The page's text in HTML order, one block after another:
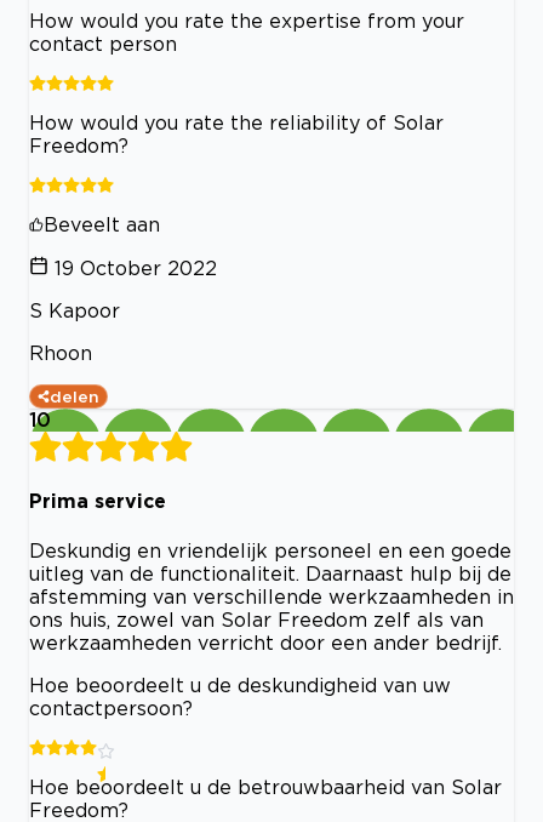
How would you rate the expertise from your
contact person
How would you rate the reliability of Solar
Freedom?
Beveelt aan
19 October 2022
S Kapoor
Rhoon
delen
10
Prima service
Deskundig en vriendelijk personeel en een goede
uitleg van de functionaliteit. Daarnaast hulp bij de
afstemming van verschillende werkzaamheden in
ons huis, zowel van Solar Freedom zelf als van
werkzaamheden verricht door een ander bedrijf.
Hoe beoordeelt u de deskundigheid van uw
contactpersoon?
Hoe beoordeelt u de betrouwbaarheid van Solar
Freedom?